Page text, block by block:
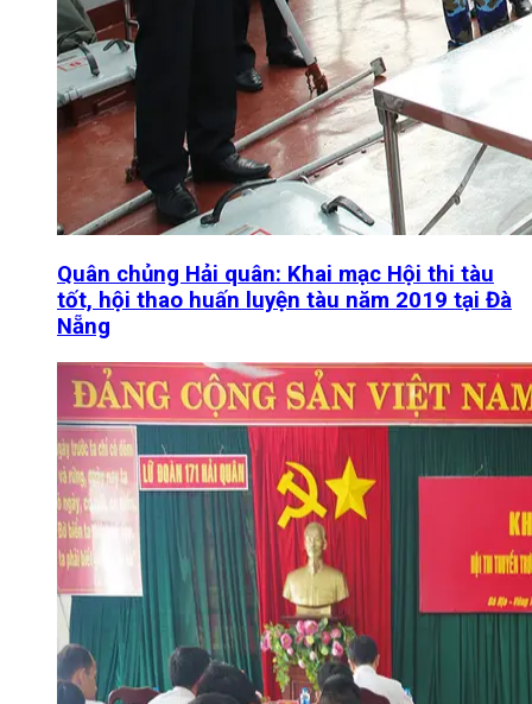
Quân chủng Hải quân: Khai mạc Hội thi tàu
tốt, hội thao huấn luyện tàu năm 2019 tại Đà
Nẵng